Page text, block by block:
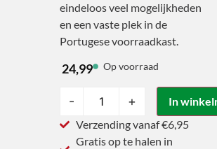
eindeloos veel mogelijkheden
en een vaste plek in de
Portugese voorraadkast.
24,99 Op voorraad
- +
In
Verzending vanaf €6,95
Gratis op te halen in